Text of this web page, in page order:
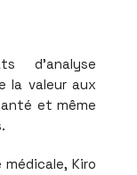
d'analyse
la valeur aux
et même
médicale, Kiro